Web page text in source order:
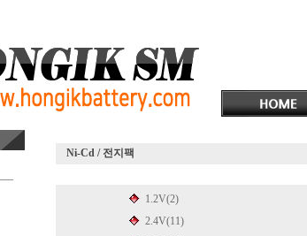
Ni-Cd / 전지팩
1.2V(2)
2.4V(11)